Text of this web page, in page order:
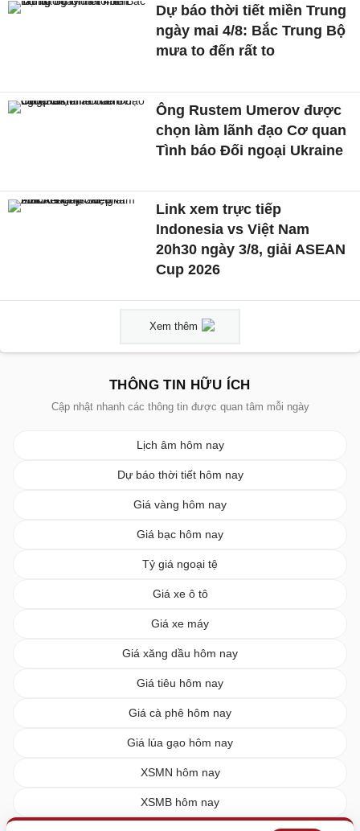
Dự báo thời tiết miền Trung
ngày mai 4/8: Bắc Trung Bộ
mưa to đến rất to
Ông Rustem Umerov được
chọn làm lãnh đạo Cơ quan
Tình báo Đối ngoại Ukraine
Link xem trực tiếp
Indonesia vs Việt Nam
20h30 ngày 3/8, giải ASEAN
Cup 2026
Xem thêm
THÔNG TIN HỮU ÍCH
Cập nhật nhanh các thông tin được quan tâm mỗi ngày
Lịch âm hôm nay
Dự báo thời tiết hôm nay
Giá vàng hôm nay
Giá bạc hôm nay
Tỷ giá ngoại tệ
Giá xe ô tô
Giá xe máy
Giá xăng dầu hôm nay
Giá tiêu hôm nay
Giá cà phê hôm nay
Giá lúa gạo hôm nay
XSMN hôm nay
XSMB hôm nay